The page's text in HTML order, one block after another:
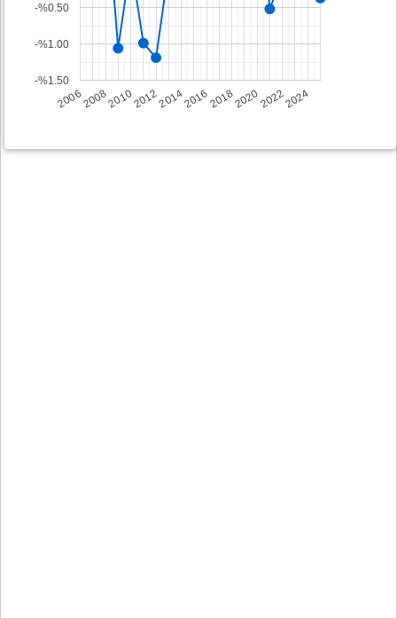
2006200820102012201420162018202020222024
-%1.50
-%1.00
-%0.50